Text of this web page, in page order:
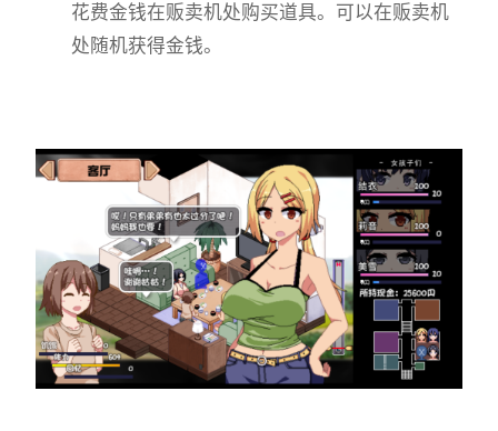
花费金钱在贩卖机处购买道具。可以在贩卖机
处随机获得金钱。